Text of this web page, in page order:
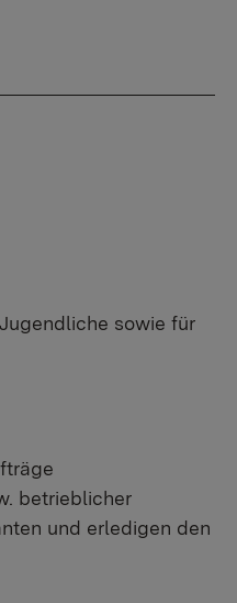
sowie für
betrieblicher
und erledigen den